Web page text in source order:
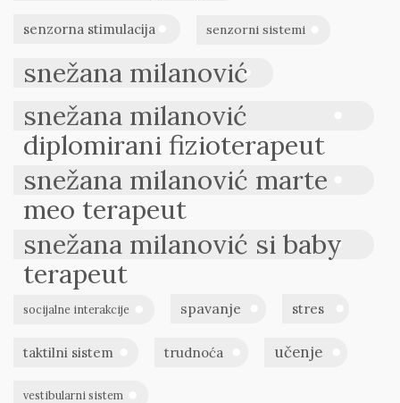
senzorna stimulacija senzorni sistemi
snežana milanović
snežana milanović
diplomirani fizioterapeut
snežana milanović marte
meo terapeut
snežana milanović si baby
terapeut
socijalne interakcije spavanje stres
taktilni sistem trudnoća učenje
vestibularni sistem